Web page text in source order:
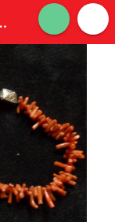
en corail